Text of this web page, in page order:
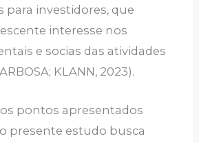
para investidores, que
interesse nos
e socias das atividades
KLANN, 2023).
pontos apresentados
presente estudo busca